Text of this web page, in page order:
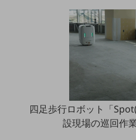
業務効率化
四足歩行ロボット「
設現場の巡回作